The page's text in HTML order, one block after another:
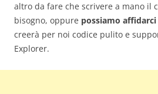
altro da fare che scrivere a mano il
bisogno, oppure possiamo affidarci
creerà per noi codice pulito e
Explorer.